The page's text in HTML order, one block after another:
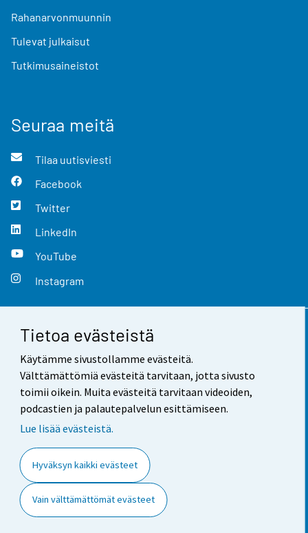
Tietoa evästeistä
Käytämme sivustollamme evästeitä.
Välttämättömiä evästeitä tarvitaan, jotta sivusto
toimii oikein. Muita evästeitä tarvitaan videoiden,
podcastien ja palautepalvelun esittämiseen.
Lue lisää evästeistä.
Hyväksyn kaikki evästeet
Vain välttämättömät evästeet
Rahanarvonmuunnin
Tulevat julkaisut
Tutkimusaineistot
Seuraa meitä
Tilaa uutisviesti
Facebook
Twitter
LinkedIn
YouTube
Instagram
Yhteystiedot
Palaute
Käyttöehdot
Saavutettavuus
Tietoa sivustosta
Evästeasetukset